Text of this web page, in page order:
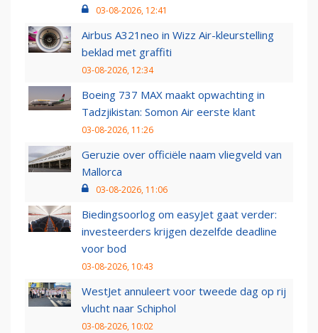
03-08-2026, 12:41
Airbus A321neo in Wizz Air-kleurstelling
beklad met graffiti
03-08-2026, 12:34
Boeing 737 MAX maakt opwachting in
Tadzjikistan: Somon Air eerste klant
03-08-2026, 11:26
Geruzie over officiële naam vliegveld van
Mallorca
03-08-2026, 11:06
Biedingsoorlog om easyJet gaat verder:
investeerders krijgen dezelfde deadline
voor bod
03-08-2026, 10:43
WestJet annuleert voor tweede dag op rij
vlucht naar Schiphol
03-08-2026, 10:02